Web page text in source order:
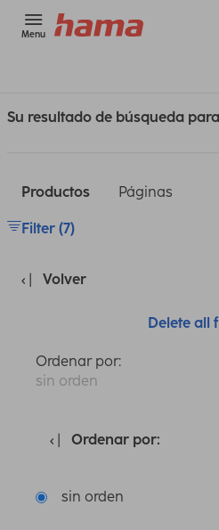
Menu
Su resultado de búsqueda
Productos Páginas
Filter (7)
Volver
Delete all
Ordenar por:
sin orden
Ordenar por:
sin orden